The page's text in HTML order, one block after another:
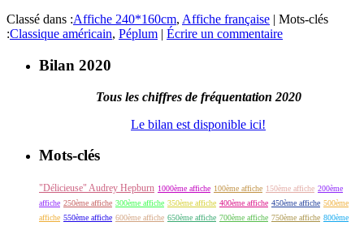
Classé dans :Affiche 240*160cm, Affiche française | Mots-clés
:Classique américain, Péplum | Écrire un commentaire
Bilan 2020
Tous les chiffres de fréquentation 2020
Le bilan est disponible ici!
Mots-clés
"Délicieuse" Audrey Hepburn 1000ème affiche 100ème affiche 150ème affiche 200ème
affiche 250ème affiche 300ème affiche 350ème affiche 400ème affiche 450ème affiche 500ème
affiche 550ème affiche 600ème affiche 650ème affiche 700ème affiche 750ème affiche 800ème